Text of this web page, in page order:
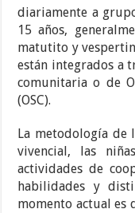
diariamente a
15 años,
matutito y
están integrados a
comunitaria o de
(OSC).
La metodología de
vivencial, las
actividades de
habilidades y
momento actual es